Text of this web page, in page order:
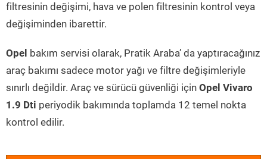
filtresinin değişimi, hava ve polen filtresinin kontrol veya
değişiminden ibarettir.
Opel bakım servisi olarak, Pratik Araba’ da yaptıracağınız
araç bakımı sadece motor yağı ve filtre değişimleriyle
sınırlı değildir. Araç ve sürücü güvenliği için Opel Vivaro
1.9 Dti periyodik bakımında toplamda 12 temel nokta
kontrol edilir.